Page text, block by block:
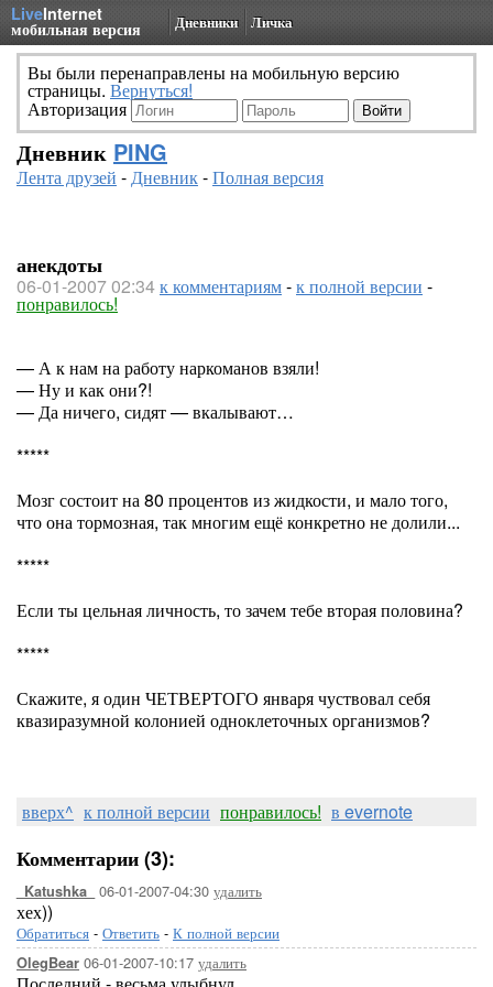
LiveInternet
мобильная версия Дневники Личка
Вы были перенаправлены на мобильную версию
страницы. Вернуться!
Авторизация
Дневник PING
Лента друзей -Дневник-Полная версия
анекдоты
06-01-2007 02:34к комментариям-к полной версии -
понравилось!
— А к нам на работу наркоманов взяли!
— Ну и как они?!
— Да ничего, сидят — вкалывают…
*****
Мозг состоит на 80 процентов из жидкости, и мало того,
что она тормозная, так многим ещё конкретно не долили...
*****
Если ты цельная личность, то зачем тебе вторая половина?
*****
Скажите, я один ЧЕТВЕРТОГО января чуствовал себя
квазиразумной колонией одноклеточных организмов?
вверх^ к полной версии понравилось! в evernote
Комментарии (3):
_Katushka_ 06-01-2007-04:30 удалить
хех))
Обратиться - Ответить - К полной версии
OlegBear 06-01-2007-10:17 удалить